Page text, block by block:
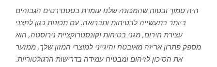
היה סמוך ובטוח שהמכונה שלנו עומדת בסטנדרטים הגבוהים
ביותר בתעשייה לבטיחות ותברואה. עם תכונות כגון לחצני
עצירת חירום, מגני בטיחות וקונסטרוקציית נירוסטה, הוא
מספק פתרון אריזה מאובטח והיגייני למוצרי המזון שלך, ממזער
את הסיכון לזיהום ומבטיח עמידה בדרישות הרגולטוריות.